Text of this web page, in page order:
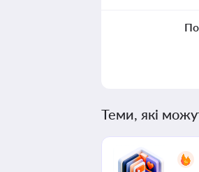
Теми, які